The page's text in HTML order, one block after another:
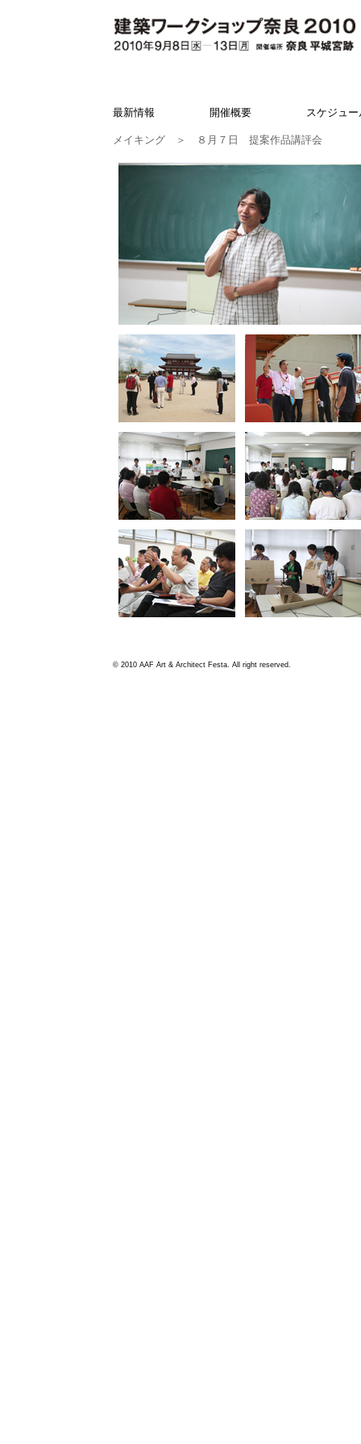
最新情報 開催概要 スケジュー
メイキング ＞ ８月７日 提案作品講評会
© 2010 AAF Art & Architect Festa. All right reserved.